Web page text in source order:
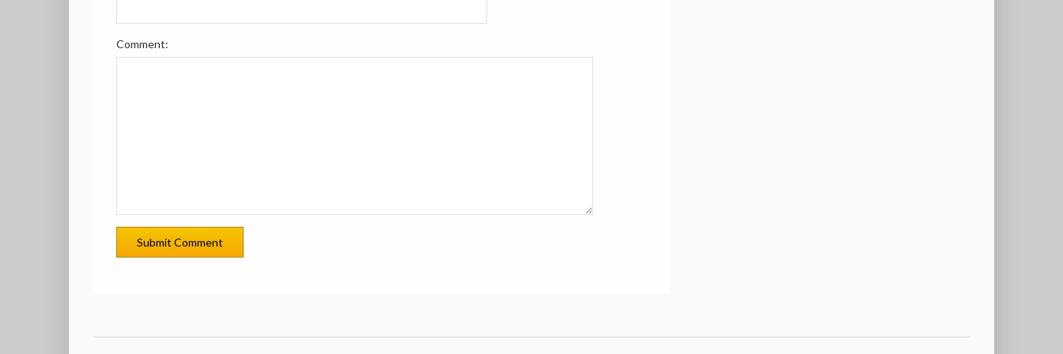
Comment: